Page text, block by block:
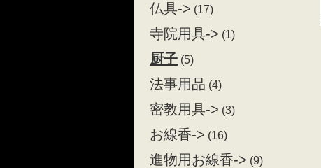
仏具-> (17)
寺院用具-> (1)
厨子 (5)
法事用品 (4)
密教用具-> (3)
お線香-> (16)
進物用お線香-> (9)